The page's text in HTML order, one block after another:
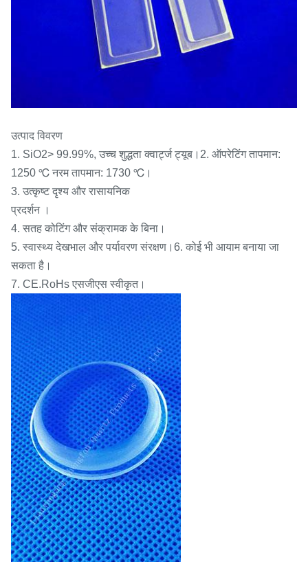
उत्पाद विवरण
1. SiO2> 99.99%, उच्च शुद्धता क्वार्ट्ज ट्यूब।2. ऑपरेटिंग तापमान:
1250 ℃ नरम तापमान: 1730 ℃।
3. उत्कृष्ट दृश्य और रासायनिक
प्रदर्शन ।
4. सतह कोटिंग और संक्रामक के बिना।
5. स्वास्थ्य देखभाल और पर्यावरण संरक्षण।6. कोई भी आयाम बनाया जा
सकता है।
7. CE.RoHs एसजीएस स्वीकृत।